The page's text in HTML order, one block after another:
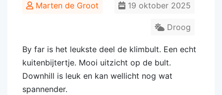
Marten de Groot 19 oktober 2025
Droog
By far is het leukste deel de klimbult. Een echt
kuitenbijtertje. Mooi uitzicht op de bult.
Downhill is leuk en kan wellicht nog wat
spannender.